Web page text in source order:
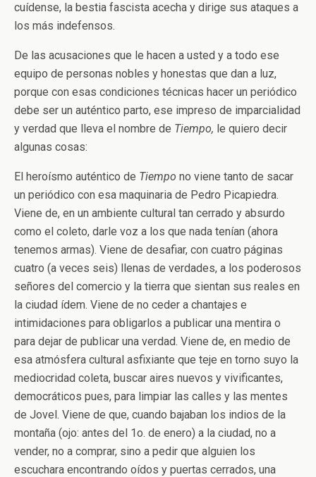
cuídense, la bestia fascista acecha y dirige sus ataques a
los más indefensos.
De las acusaciones que le hacen a usted y a todo ese
equipo de personas nobles y honestas que dan a luz,
porque con esas condiciones técnicas hacer un periódico
debe ser un auténtico parto, ese impreso de imparcialidad
y verdad que lleva el nombre de Tiempo, le quiero decir
algunas cosas:
El heroísmo auténtico de Tiempo no viene tanto de sacar
un periódico con esa maquinaria de Pedro Picapiedra.
Viene de, en un ambiente cultural tan cerrado y absurdo
como el coleto, darle voz a los que nada tenían (ahora
tenemos armas). Viene de desafiar, con cuatro páginas
cuatro (a veces seis) llenas de verdades, a los poderosos
señores del comercio y la tierra que sientan sus reales en
la ciudad ídem. Viene de no ceder a chantajes e
intimidaciones para obligarlos a publicar una mentira o
para dejar de publicar una verdad. Viene de, en medio de
esa atmósfera cultural asfixiante que teje en torno suyo la
mediocridad coleta, buscar aires nuevos y vivificantes,
democráticos pues, para limpiar las calles y las mentes
de Jovel. Viene de que, cuando bajaban los indios de la
montaña (ojo: antes del 1o. de enero) a la ciudad, no a
vender, no a comprar, sino a pedir que alguien los
escuchara encontrando oídos y puertas cerrados, una